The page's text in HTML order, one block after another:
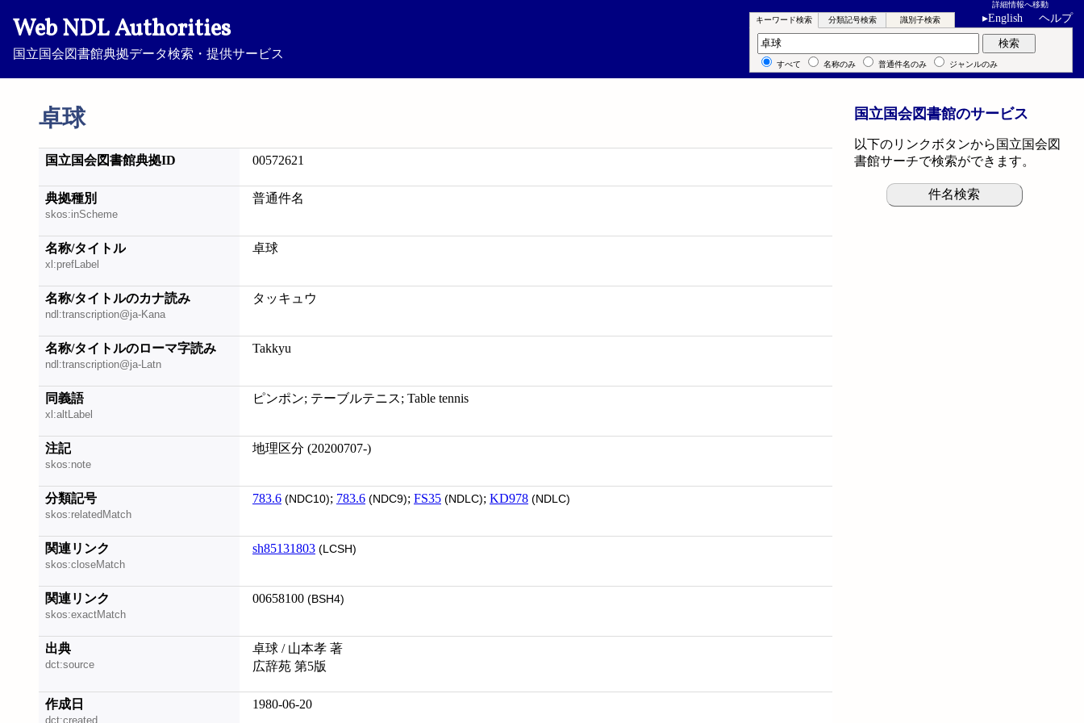
Web NDL Authorities
国立国会図書館典拠データ検索・提供サービス
詳細情報へ移動
▸English ヘルプ
卓球
キーワード検索 分類記号検索 識別子検索
キーワード検索 検索
すべて 名称のみ 普通件名のみ ジャンルのみ
国立国会図書館典拠ID 00572621
典拠種別
skos:inScheme
普通件名
名称/タイトル
xl:prefLabel
卓球
名称/タイトルのカナ読み
ndl:transcription@ja-Kana
タッキュウ
名称/タイトルのローマ字読み
ndl:transcription@ja-Latn
Takkyu
同義語
xl:altLabel
ピンポン; テーブルテニス; Table tennis
注記
skos:note
地理区分 (20200707-)
分類記号
skos:relatedMatch
783.6 (NDC10); 783.6 (NDC9); FS35 (NDLC); KD978 (NDLC)
関連リンク
skos:closeMatch
sh85131803 (LCSH)
関連リンク
skos:exactMatch
00658100 (BSH4)
出典
dct:source
卓球 / 山本孝 著
広辞苑 第5版
作成日
dct:created
1980-06-20
国立国会図書館のサービス
以下のリンクボタンから国立国会図
書館サーチで検索ができます。
件名検索